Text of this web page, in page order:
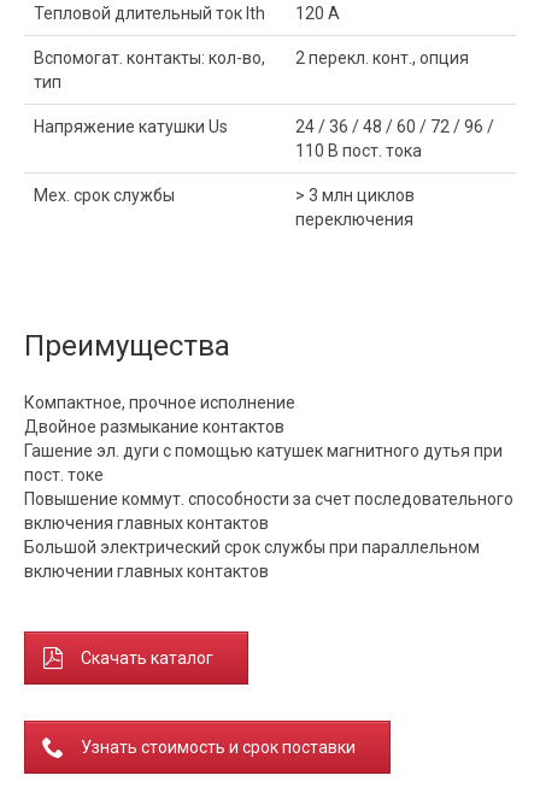
Тепловой длительный ток Ith 120 A
Вспомогат. контакты: кол-во,
тип
2 перекл. конт., опция
Напряжение катушки Us
24 / 36 / 48 / 60 / 72 / 96 /
110 В пост. тока
Мех. срок службы
> 3 млн циклов
переключения
Преимущества
Компактное, прочное исполнение
Двойное размыкание контактов
Гашение эл. дуги с помощью катушек магнитного дутья при
пост. токе
Повышение коммут. способности за счет последовательного
включения главных контактов
Большой электрический срок службы при параллельном
включении главных контактов
Скачать каталог
Узнать стоимость и срок поставки